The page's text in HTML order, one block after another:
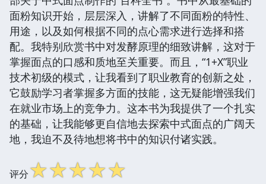
面粉知识开始，层层深入，讲解了不同面粉的特性、
用途，以及如何根据不同的点心需求进行选择和搭
配。我特别欣赏书中对发酵原理的细致讲解，这对于
掌握面点的口感和质地至关重要。而且，“1+X”职业
技术初级的模式，让我看到了职业教育的创新之处，
它鼓励学习者掌握多方面的技能，这无疑能增强我们
在就业市场上的竞争力。这本书为我提供了一个扎实
的基础，让我能够更自信地去探索中式面点的广阔天
地，我迫不及待地想将书中的知识付诸实践。
评分☆☆☆☆☆